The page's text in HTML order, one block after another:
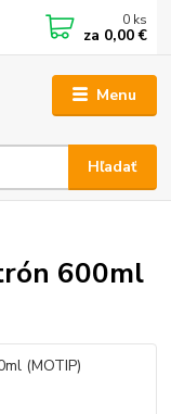
Menu
Hľadať
0 ks
za 0,00 €
600ml